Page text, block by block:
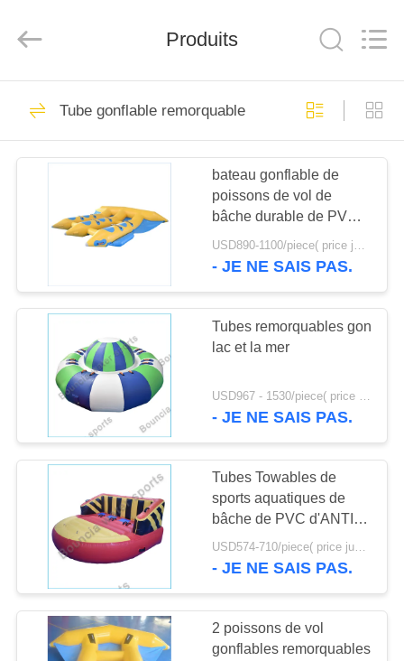
MAISON
PRODUITS
VIDÉOS
SUJET
NOUS
VISITE
D'USINE
CONTRÔLE
QUALITÉ
CONTACTEZ-
NOUS
Inflatables
Factory.
Parc aquatique
gonflable
Cas gonflables de
parc aquatique
58
Trampoline
gonflable
Produits
Tube gonflable remorquable
bateau gonflable de
poissons de vol de
bâche durable de PVC
de 0.9mm à vendre
USD890-1100/piece( price just for reference, detailed prices need to be confirmed) MOQ:1PC
- JE NE SAIS PAS.
Tubes remorquables
lac et la mer
USD967 - 1530/piece( price just for reference, detailed prices need to be confirmed) MOQ:1pc
- JE NE SAIS PAS.
Tubes Towables de
sports aquatiques de
bâche de PVC d'ANTI-
UV
USD574-710/piece( price just for reference, detailed prices need to be confirmed) MOQ:1pc
- JE NE SAIS PAS.
2 poissons de vol
gonflables remorquables